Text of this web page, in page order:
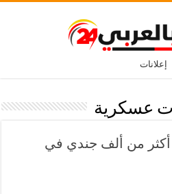
إعلانات
عسكرية
أكثر من ألف جندي في